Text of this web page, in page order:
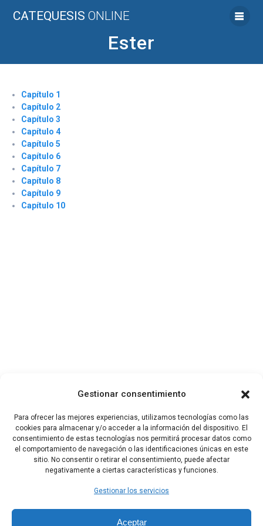
Gestionar consentimiento
Para ofrecer las mejores experiencias, utilizamos tecnologías como las
cookies para almacenar y/o acceder a la información del dispositivo. El
consentimiento de estas tecnologías nos permitirá procesar datos como
el comportamiento de navegación o las identificaciones únicas en este
sitio. No consentir o retirar el consentimiento, puede afectar
negativamente a ciertas características y funciones.
Gestionar los servicios
Aceptar
CATEQUESIS ONLINE
Ester
Capítulo 1
Capítulo 2
Capítulo 3
Capítulo 4
Capítulo 5
Capítulo 6
Capítulo 7
Capítulo 8
Capítulo 9
Capítulo 10